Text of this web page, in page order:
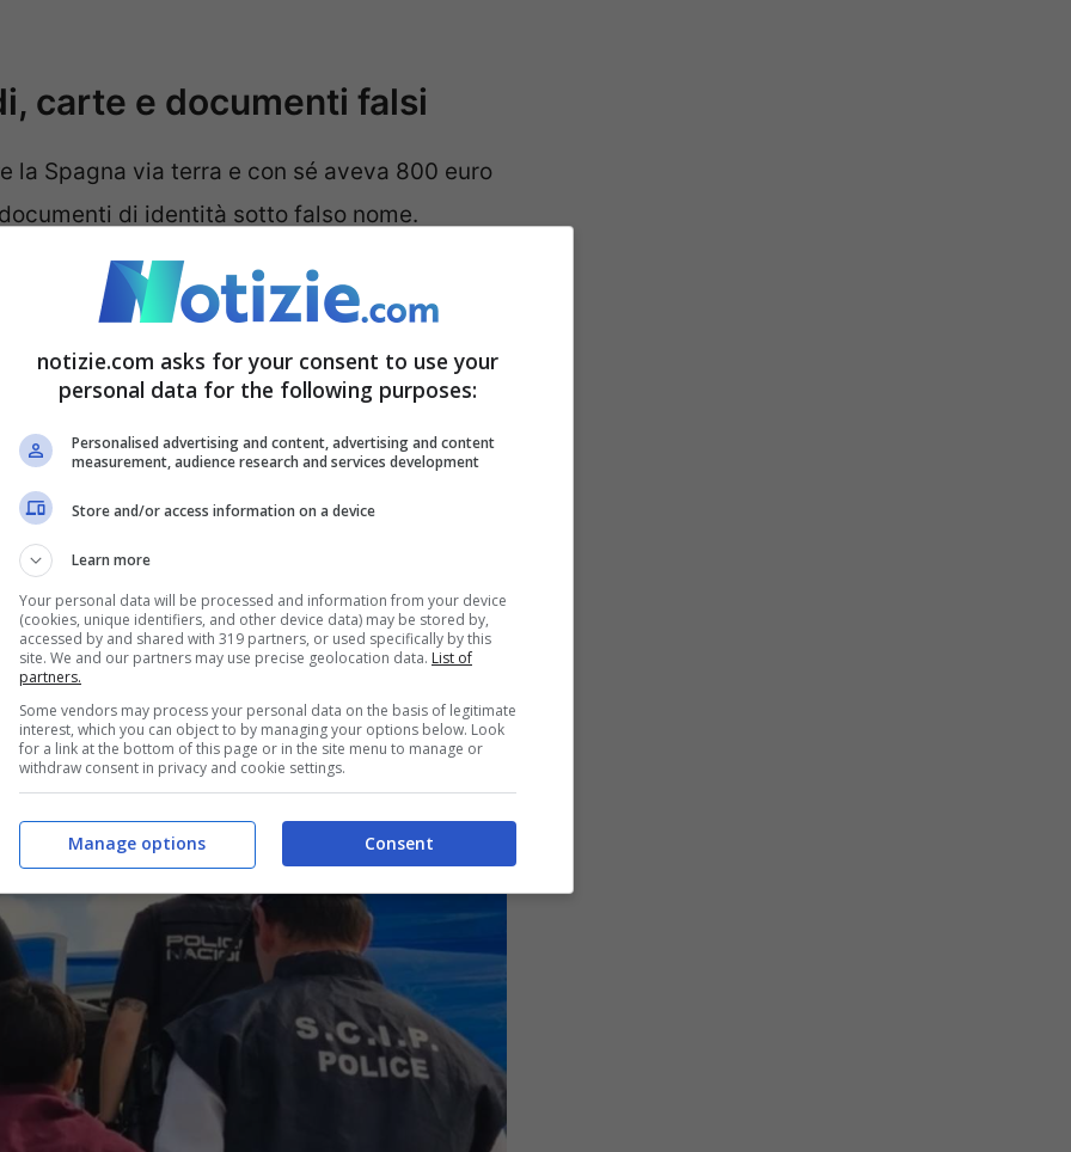
carte e documenti falsi
la Spagna via terra e con sé aveva 800 euro
di identità sotto falso nome.
dell’hotel dove stava alloggiando. Alle
di Ancona
di Bologna.
Investigativo Centrale e il Nucleo
Penitenziaria, in collaborazione con i
e Bologna.
delle utenze telefoniche e delle
sono risaliti agli spostamenti di Andrea
notizie.com asks for your consent to use your
personal data for the following purposes:
Personalised advertising and content, advertising and content
measurement, audience research and services development
Store and/or access information on a device
Learn more
Your personal data will be processed and information from your device
(cookies, unique identifiers, and other device data) may be stored by,
accessed by and shared with 319 partners, or used specifically by this
site. We and our partners may use precise geolocation data. List of
partners.
Some vendors may process your personal data on the basis of legitimate
interest, which you can object to by managing your options below. Look
for a link at the bottom of this page or in the site menu to manage or
withdraw consent in privacy and cookie settings.
Consent
Manage options